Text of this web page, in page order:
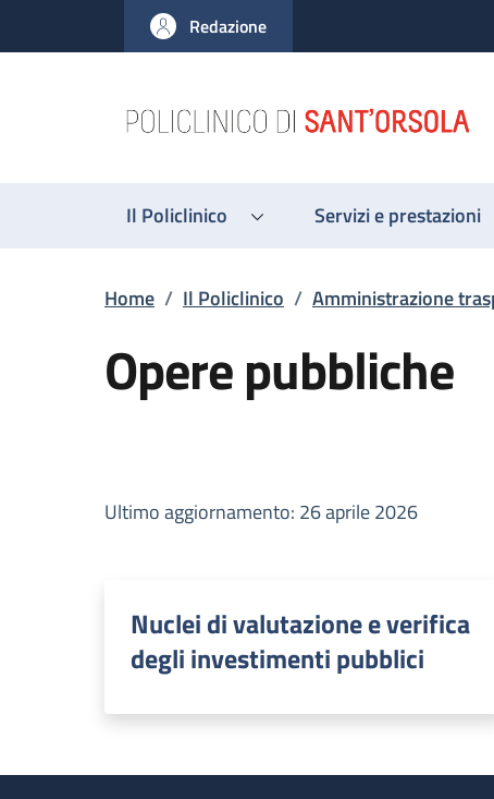
al contenuto principale
to footer content
Redazione
Il Policlinico Servizi e prestazioni
Briciole di pane
Home / Il Policlinico / Amministrazione
Opere pubbliche
Ultimo aggiornamento: 26 aprile 2026
Nuclei di valutazione e verifica
degli investimenti pubblici